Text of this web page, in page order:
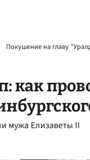
Покушение на главу
как
мужа Елизаветы II